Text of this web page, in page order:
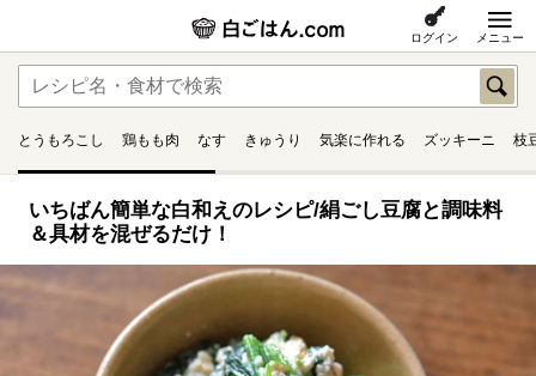
ログイン メニュー
とうもろこし 鶏もも肉 なす きゅうり 気楽に作れる ズッキーニ 枝
いちばん簡単な白和えのレシピ/絹ごし豆腐と調味料
＆具材を混ぜるだけ！